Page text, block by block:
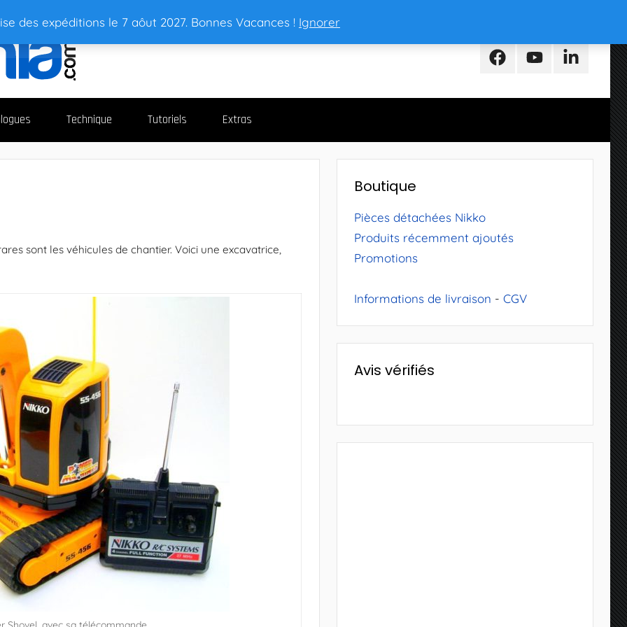
des expéditions le 7 aôut 2027. Bonnes Vacances ! Ignorer
FacebookYoutubeLinkedIn
Technique Tutoriels Extras
sont les véhicules de chantier. Voici une excavatrice,
Boutique
Pièces détachées Nikko
Produits récemment ajoutés
Promotions
Informations de livraison - CGV
Avis vérifiés